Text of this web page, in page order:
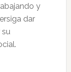
y
dar
su